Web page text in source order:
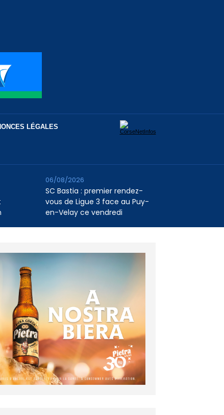
LÉGALES
SC Bastia : premier rendez-
vous de Ligue 3 face au Puy-
en-Velay ce vendredi
06/08/2026